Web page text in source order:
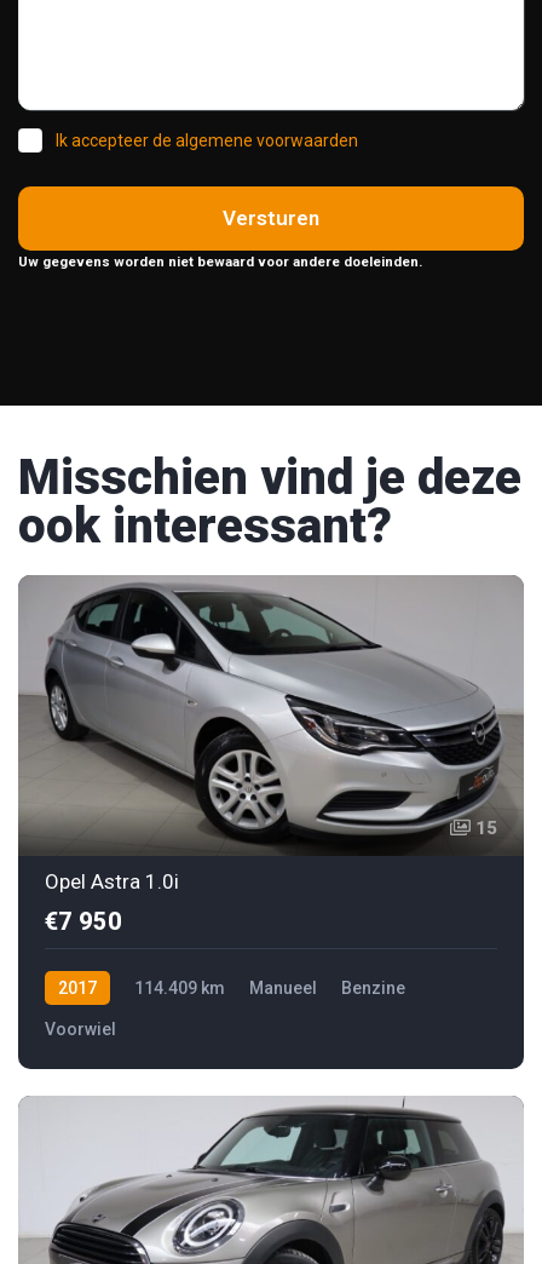
Ik accepteer de algemene voorwaarden
Versturen
Uw gegevens worden niet bewaard voor andere doeleinden.
Misschien vind je deze
ook interessant?
15
Opel Astra 1.0i
€7 950
2017 114.409 km Manueel Benzine
Voorwiel